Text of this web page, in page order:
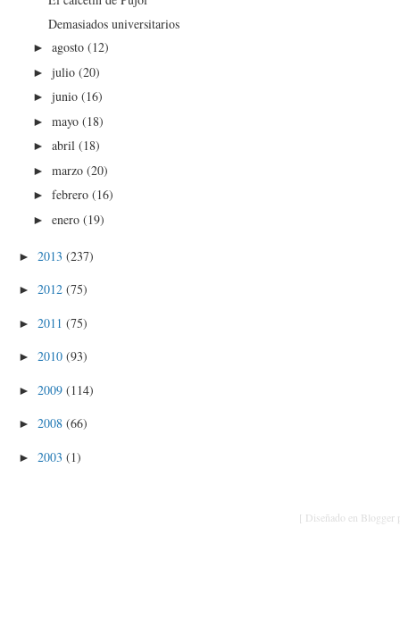
Demasiados universitarios
►agosto(12)
►julio(20)
►junio(16)
►mayo(18)
►abril(18)
►marzo(20)
►febrero(16)
►enero(19)
► 2013 (237)
► 2012 (75)
► 2011 (75)
► 2010 (93)
► 2009 (114)
► 2008 (66)
► 2003 (1)
[ Diseñado en Blogger